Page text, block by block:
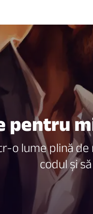
pentru
o lume plină
codul și